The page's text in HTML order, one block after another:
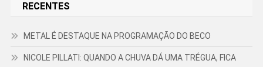
RECENTES
METAL É DESTAQUE NA PROGRAMAÇÃO DO BECO
NICOLE PILLATI: QUANDO A CHUVA DÁ UMA TRÉGUA, FICA